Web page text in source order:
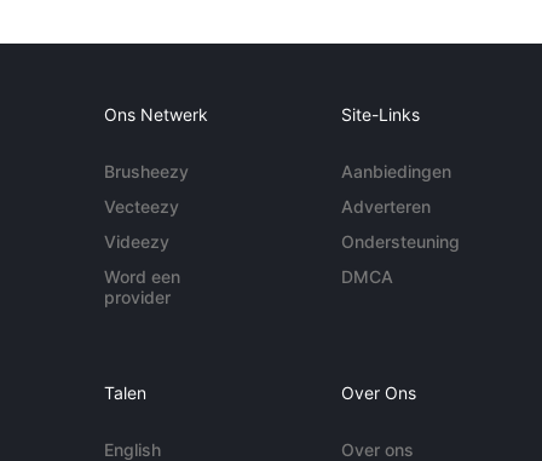
Ons Netwerk
Brusheezy
Vecteezy
Videezy
Word een
provider
Site-Links
Aanbiedingen
Adverteren
Ondersteuning
DMCA
Talen
English
Over Ons
Over ons